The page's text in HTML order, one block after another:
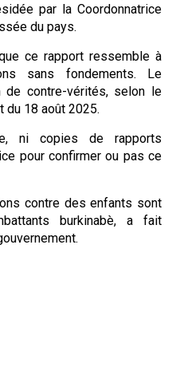
par la Coordonnatrice
du pays.
ce rapport ressemble à
sans fondements. Le
contre-vérités, selon le
du 18 août 2025.
ni copies de rapports
pour confirmer ou pas ce
contre des enfants sont
burkinabè, a fait